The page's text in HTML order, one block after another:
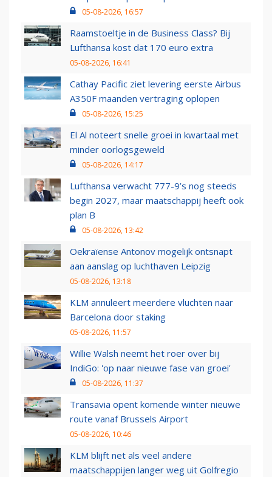
05-08-2026, 16:57
Raamstoeltje in de Business Class? Bij
Lufthansa kost dat 170 euro extra
05-08-2026, 16:41
Cathay Pacific ziet levering eerste Airbus
A350F maanden vertraging oplopen
05-08-2026, 15:25
El Al noteert snelle groei in kwartaal met
minder oorlogsgeweld
05-08-2026, 14:17
Lufthansa verwacht 777-9’s nog steeds
begin 2027, maar maatschappij heeft ook
plan B
05-08-2026, 13:42
Oekraïense Antonov mogelijk ontsnapt
aan aanslag op luchthaven Leipzig
05-08-2026, 13:18
KLM annuleert meerdere vluchten naar
Barcelona door staking
05-08-2026, 11:57
Willie Walsh neemt het roer over bij
IndiGo: 'op naar nieuwe fase van groei'
05-08-2026, 11:37
Transavia opent komende winter nieuwe
route vanaf Brussels Airport
05-08-2026, 10:46
KLM blijft net als veel andere
maatschappijen langer weg uit Golfregio